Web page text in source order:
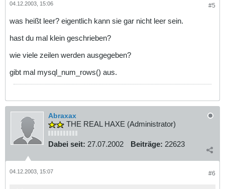
#5
04.12.2003, 15:06
was heißt leer? eigentlich kann sie gar nicht leer sein.
hast du mal klein geschrieben?
wie viele zeilen werden ausgegeben?
gibt mal mysql_num_rows() aus.
Abraxax
THE REAL HAXE (Administrator)
Dabei seit: 27.07.2002 Beiträge: 22623
#6
04.12.2003, 15:07